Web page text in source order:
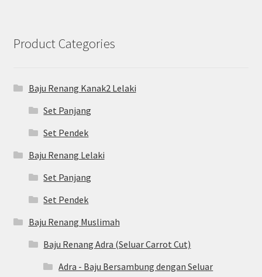
Product Categories
Baju Renang Kanak2 Lelaki
Set Panjang
Set Pendek
Baju Renang Lelaki
Set Panjang
Set Pendek
Baju Renang Muslimah
Baju Renang Adra (Seluar Carrot Cut)
Adra - Baju Bersambung dengan Seluar